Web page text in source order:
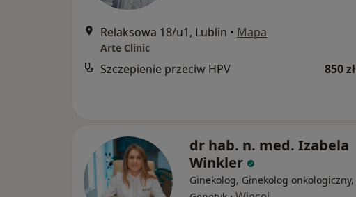
Relaksowa 18/u1, Lublin • Mapa
Arte Clinic
Szczepienie przeciw HPV 850 zł
dr hab. n. med. Izabela
Winkler
Ginekolog, Ginekolog onkologiczny,